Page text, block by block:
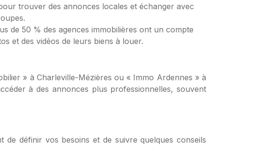
trouver des annonces locales et échanger avec
de 50 % des agences immobilières ont un compte
et des vidéos de leurs biens à louer.
» à Charleville-Mézières ou « Immo Ardennes » à
à des annonces plus professionnelles, souvent
définir vos besoins et de suivre quelques conseils